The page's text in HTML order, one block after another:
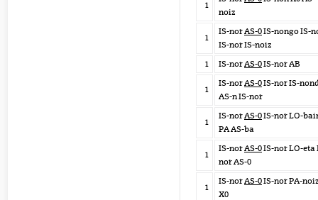
1
noiz
1
IS-norAS-0IS-nongo IS-
IS-nor IS-noiz
1
IS-norAS-0IS-nor AB
1
IS-norAS-0IS-nor IS-
AS-n IS-nor
1
IS-norAS-0IS-nor LO-
PA AS-ba
1
IS-norAS-0IS-nor LO-eta
nor AS-0
1
IS-norAS-0IS-nor PA-
X0